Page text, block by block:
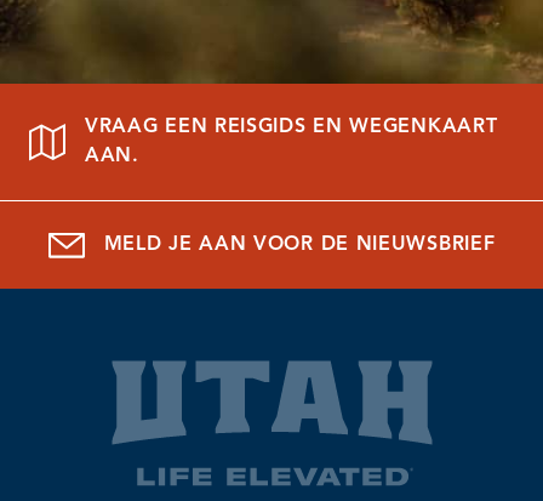
VRAAG EEN REISGIDS EN WEGENKAART
AAN.
MELD JE AAN VOOR DE NIEUWSBRIEF